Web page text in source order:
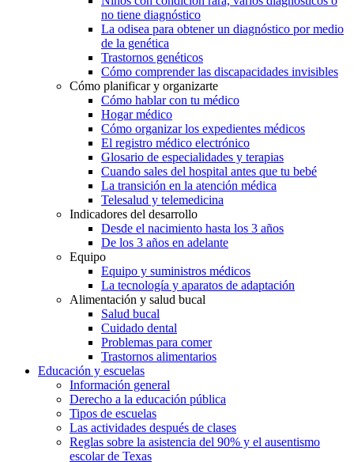
no tiene diagnóstico
La odisea para obtener un diagnóstico por medio
de la genética
Trastornos genéticos
Cómo comprender las discapacidades invisibles
Cómo planificar y organizarte
Cómo hablar con tu médico
Hogar médico
Cómo organizar los expedientes médicos
El registro médico electrónico
Glosario de especialidades y terapias
Cuando sales del hospital antes que tu bebé
La transición en la atención médica
Telesalud y telemedicina
Indicadores del desarrollo
Desde el nacimiento hasta los 3 años
De los 3 años en adelante
Equipo
Equipo y suministros médicos
La tecnología y aparatos de adaptación
Alimentación y salud bucal
Salud bucal
Cuidado dental
Problemas para comer
Trastornos alimentarios
Educación y escuelas
Información general
Derecho a la educación pública
Tipos de escuelas
Las actividades después de clases
Reglas sobre la asistencia del 90% y el ausentismo
escolar de Texas